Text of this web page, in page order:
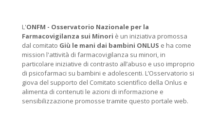
L'ONFM - Osservatorio Nazionale per la
Farmacovigilanza sui Minori è un iniziativa promossa
dal comitato Giù le mani dai bambini ONLUS e ha come
mission l'attività di farmacovigilanza su minori, in
particolare iniziative di contrasto all’abuso e uso improprio
di psicofarmaci su bambini e adolescenti. L’Osservatorio si
giova del supporto del Comitato scientifico della Onlus e
alimenta di contenuti le azioni di informazione e
sensibilizzazione promosse tramite questo portale web.